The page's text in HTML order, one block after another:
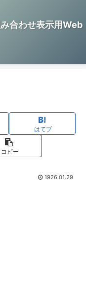
合わせ表示用Web
はてブ
コピー
1926.01.29